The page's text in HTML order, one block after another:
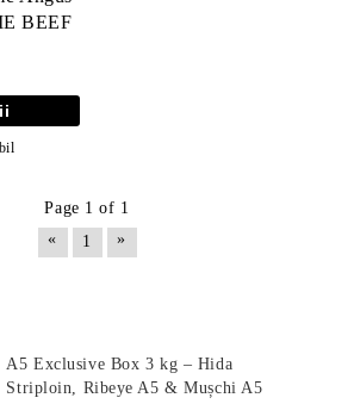
PRIME BEEF
Page 1 of 1
«
1 »
A5 Exclusive Box 3 kg – Hida
Striploin, Ribeye A5 & Mușchi A5